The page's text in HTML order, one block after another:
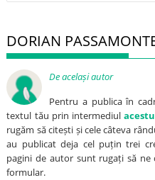
DORIAN
De același autor
Pentru a publica în
textul tău prin intermediul
rugăm să citești și cele câteva
au publicat deja cel puțin trei
pagini de autor sunt rugați să ne
formular.